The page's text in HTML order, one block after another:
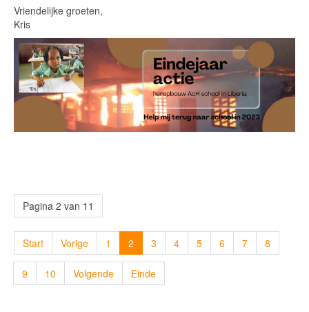
Vriendelijke groeten,
Kris
Pagina 2 van 11
Start Vorige 1 2 3 4 5 6 7 8
9 10 Volgende Einde